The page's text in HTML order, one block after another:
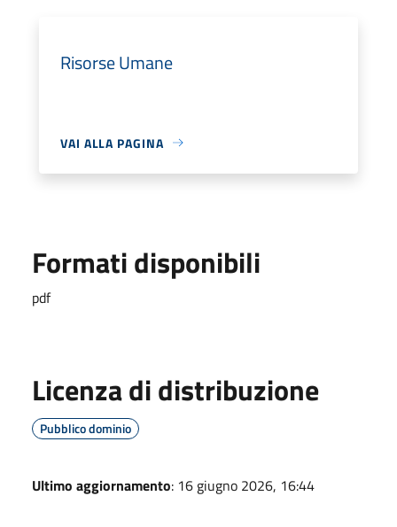
Risorse Umane
VAI ALLA PAGINA
Formati disponibili
pdf
Licenza di distribuzione
Pubblico dominio
Ultimo aggiornamento: 16 giugno 2026, 16:44